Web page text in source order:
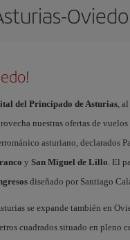
Oviedo
del Principado de Asturias,
nuestras ofertas de
asturiano, declarados
y San Miguel de Lillo. El
diseñado por Santiago
se expande también en
cuadrados situado en pleno